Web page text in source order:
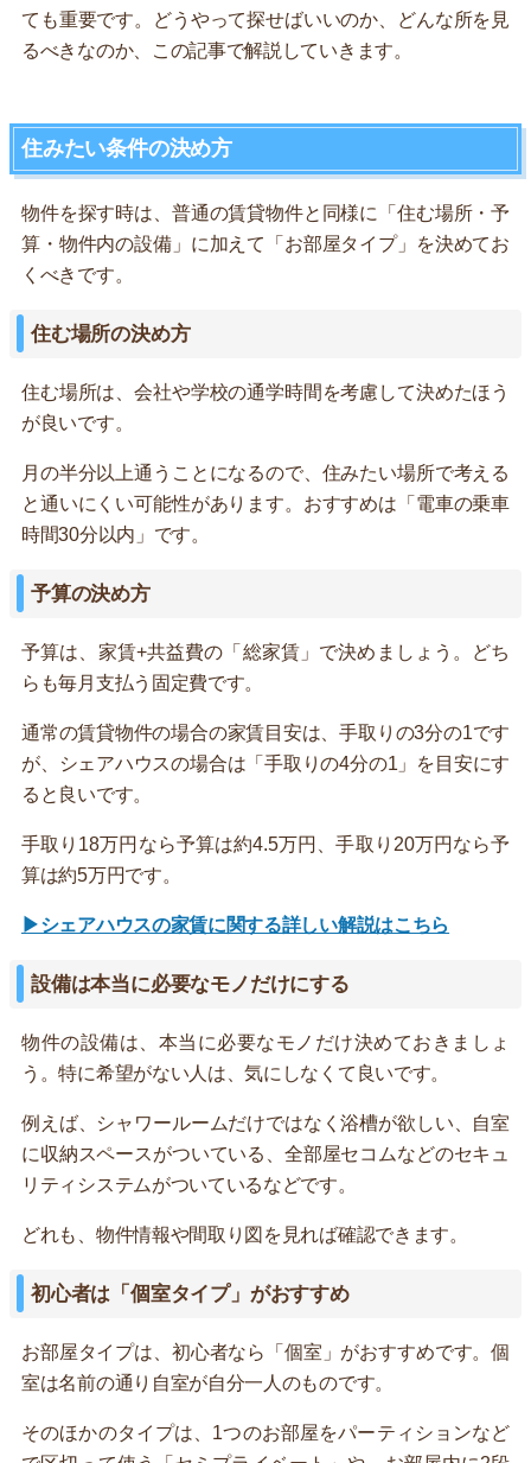
ても重要です。どうやって探せばいいのか、どんな所を見
るべきなのか、この記事で解説していきます。
住みたい条件の決め方
物件を探す時は、普通の賃貸物件と同様に「住む場所・予
算・物件内の設備」に加えて「お部屋タイプ」を決めてお
くべきです。
住む場所の決め方
住む場所は、会社や学校の通学時間を考慮して決めたほう
が良いです。
月の半分以上通うことになるので、住みたい場所で考える
と通いにくい可能性があります。おすすめは「電車の乗車
時間30分以内」です。
予算の決め方
予算は、家賃+共益費の「総家賃」で決めましょう。どち
らも毎月支払う固定費です。
通常の賃貸物件の場合の家賃目安は、手取りの3分の1です
が、シェアハウスの場合は「手取りの4分の1」を目安にす
ると良いです。
手取り18万円なら予算は約4.5万円、手取り20万円なら予
算は約5万円です。
▶シェアハウスの家賃に関する詳しい解説はこちら
設備は本当に必要なモノだけにする
物件の設備は、本当に必要なモノだけ決めておきましょ
う。特に希望がない人は、気にしなくて良いです。
例えば、シャワールームだけではなく浴槽が欲しい、自室
に収納スペースがついている、全部屋セコムなどのセキュ
リティシステムがついているなどです。
どれも、物件情報や間取り図を見れば確認できます。
初心者は「個室タイプ」がおすすめ
お部屋タイプは、初心者なら「個室」がおすすめです。個
室は名前の通り自室が自分一人のものです。
そのほかのタイプは、1つのお部屋をパーティションなど